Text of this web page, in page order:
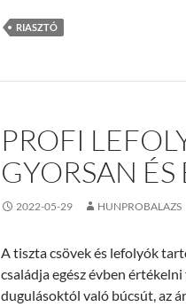
RIASZTÓ
PROFI
GYORSAN
2022-05-29 HUNPROBALAZS
A tiszta csövek és lefolyók
családja egész évben
dugulásoktól való búcsút, az